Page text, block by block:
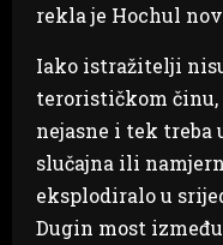
rekla je Hochul
Iako istražitelji
terorističkom
nejasne i tek
slučajna ili
eksplodiralo u
Dugin most